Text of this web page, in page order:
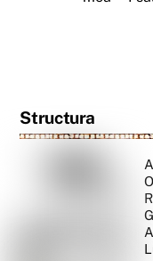
Structura